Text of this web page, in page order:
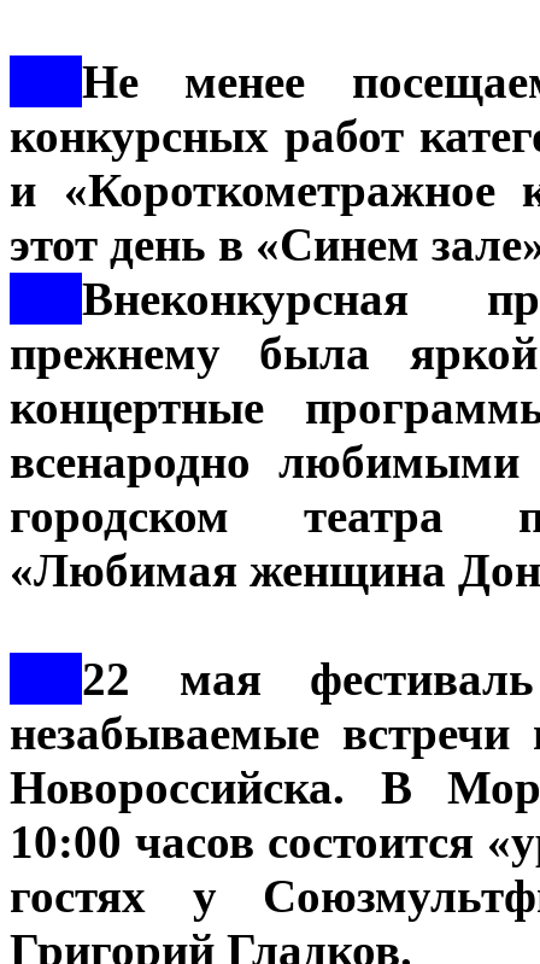
Не менее
конкурсных работ
и «Короткометражное
этот день в «Синем
Внеконкурсная
прежнему была
концертные
всенародно
городском театра
«Любимая женщина
22 мая
незабываемые
Новороссийска. В
10:00 часов состоится
гостях у
Григорий Гладков.